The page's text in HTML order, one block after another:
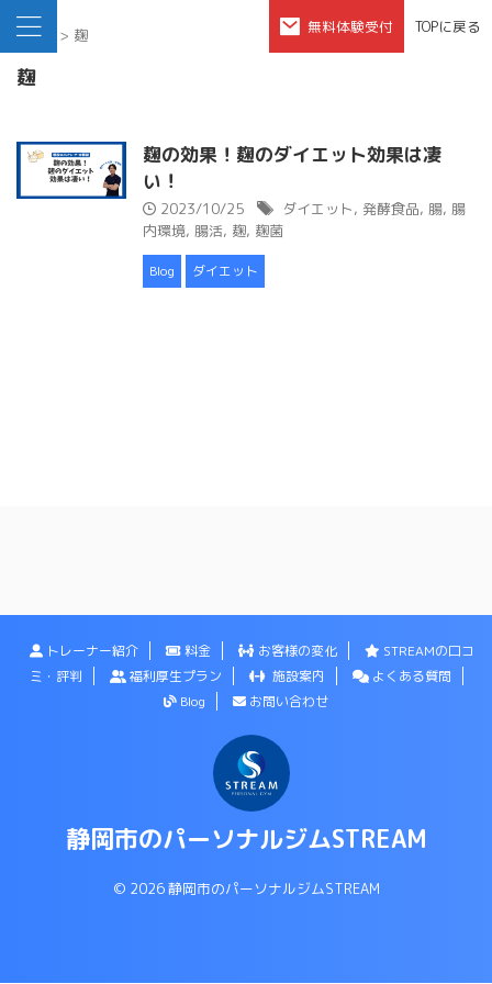
無料体験受付 TOPに戻る
HOME > 麹
麹
麹の効果！麹のダイエット効果は凄
い！
2023/10/25 ダイエット, 発酵食品, 腸, 腸
内環境, 腸活, 麹, 麹菌
Blog ダイエット
トレーナー紹介 料金 お客様の変化
STREAMの口コ
ミ・評判
福利厚生プラン 施設案内
よくある質問
Blog
お問い合わせ
静岡市のパーソナルジムSTREAM
© 2026 静岡市のパーソナルジムSTREAM